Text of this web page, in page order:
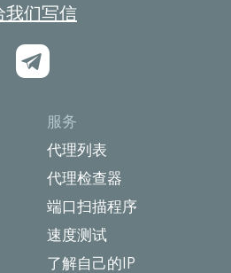
我们写信
服务
代理列表
代理检查器
端口扫描程序
速度测试
了解自己的IP